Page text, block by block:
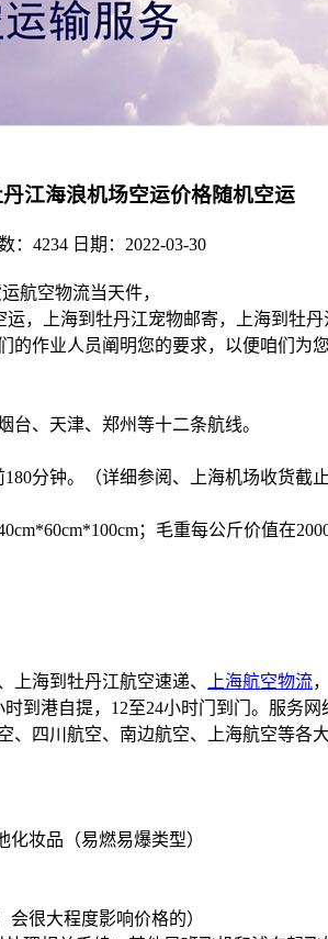
江海浪机场空运价格随机空运
：4234 日期：2022-03-30
航空物流当天件，
运，上海到牡丹江宠物邮寄，上海到牡
作业人员阐明您的要求，以便咱们为
、天津、郑州等十二条航线。
分钟。（详细参阅、上海机场收货截
；毛重每公斤价值在
海到牡丹江航空速递、
上海航空物流
到港自提，12至24小时门到门。服务
四川航空、南边航空、上海航空等各
妆品（易燃易爆类型）
很大程度影响价格的）